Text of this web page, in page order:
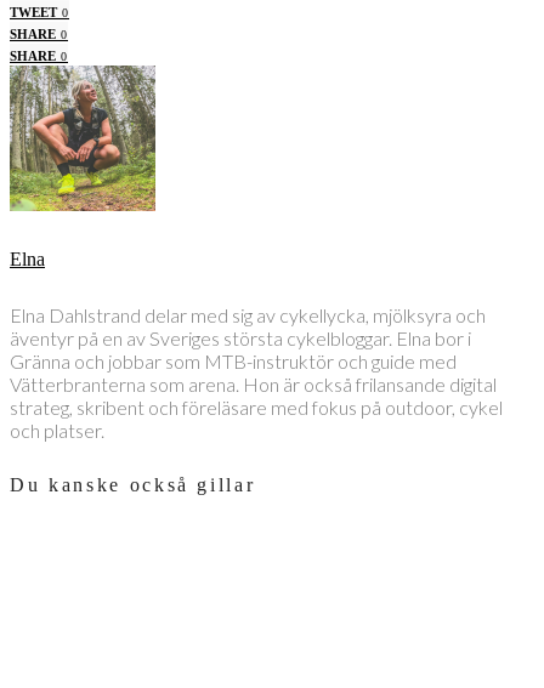
TWEET 0
SHARE 0
SHARE 0
Elna
Elna Dahlstrand delar med sig av cykellycka, mjölksyra och
äventyr på en av Sveriges största cykelbloggar. Elna bor i
Gränna och jobbar som MTB-instruktör och guide med
Vätterbranterna som arena. Hon är också frilansande digital
strateg, skribent och föreläsare med fokus på outdoor, cykel
och platser.
Du kanske också gillar